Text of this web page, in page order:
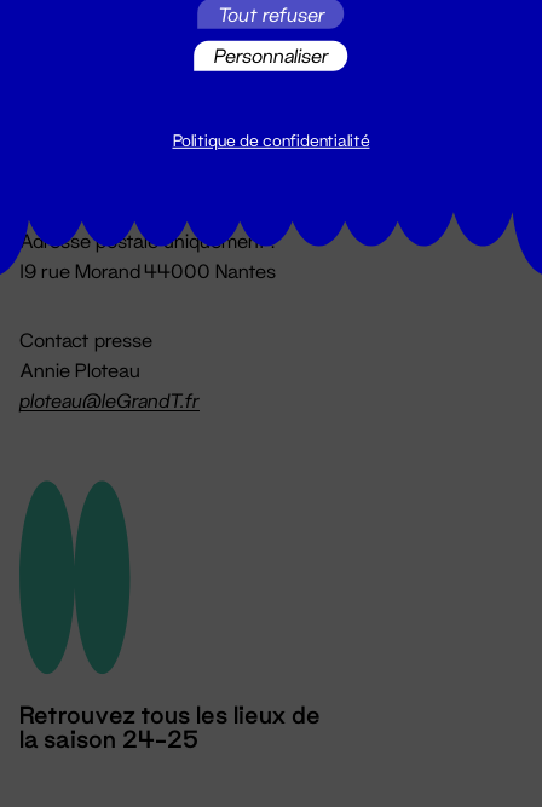
Du lundi au vendredi 14h → 18h
Adresse postale uniquement :
19 rue Morand 44000 Nantes
Contact presse
Annie Ploteau
ploteau@leGrandT.fr
Retrouvez tous les lieux de
la saison 24-25
Tout refuser
Personnaliser
Politique de confidentialité